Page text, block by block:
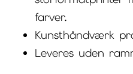
farver.
Kunsthåndværk
Leveres uden